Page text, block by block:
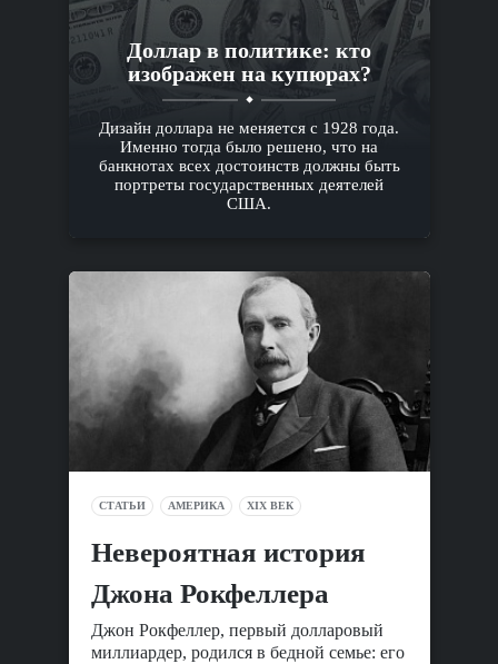
Доллар в политике: кто
изображен на купюрах?
Дизайн доллара не меняется с 1928 года.
Именно тогда было решено, что на
банкнотах всех достоинств должны быть
портреты государственных деятелей
США.
СТАТЬИ АМЕРИКА XIX ВЕК
Невероятная история
Джона Рокфеллера
Джон Рокфеллер, первый долларовый
миллиардер, родился в бедной семье: его